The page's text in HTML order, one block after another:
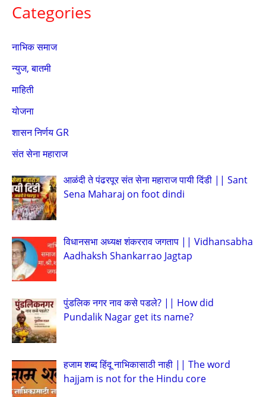
Categories
नाभिक समाज
न्युज, बातमी
माहिती
योजना
शासन निर्णय GR
संत सेना महाराज
आळंदी ते पंढरपूर संत सेना महाराज पायी दिंडी || Sant
Sena Maharaj on foot dindi
विधानसभा अध्यक्ष शंकरराव जगताप || Vidhansabha
Aadhaksh Shankarrao Jagtap
पुंडलिक नगर नाव कसे पडले? || How did
Pundalik Nagar get its name?
हजाम शब्द हिंदू नाभिकासाठी नाही || The word
hajjam is not for the Hindu core